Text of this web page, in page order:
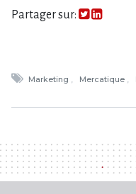
Partager sur:
Marketing Mercatique